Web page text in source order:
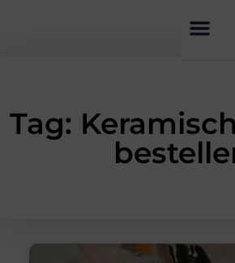
Tag: